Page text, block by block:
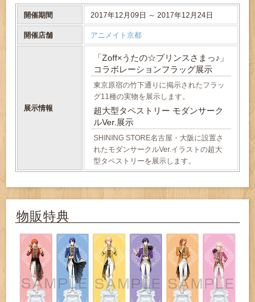
開催期間 2017年12月09日 ～ 2017年12月24日
開催店舗 アニメイト京都
展示情報
「Zoff×うたの☆プリンスさまっ♪」
コラボレーションフラッグ展示
東京原宿の竹下通りに掲示されたフラッ
グ11種の実物を展示します。
超大型タペストリー モダンサーク
ルVer.展示
SHINING STORE名古屋・大阪に設置さ
れたモダンサークルVer.イラストの超大
型タペストリーを展示します。
物販特典